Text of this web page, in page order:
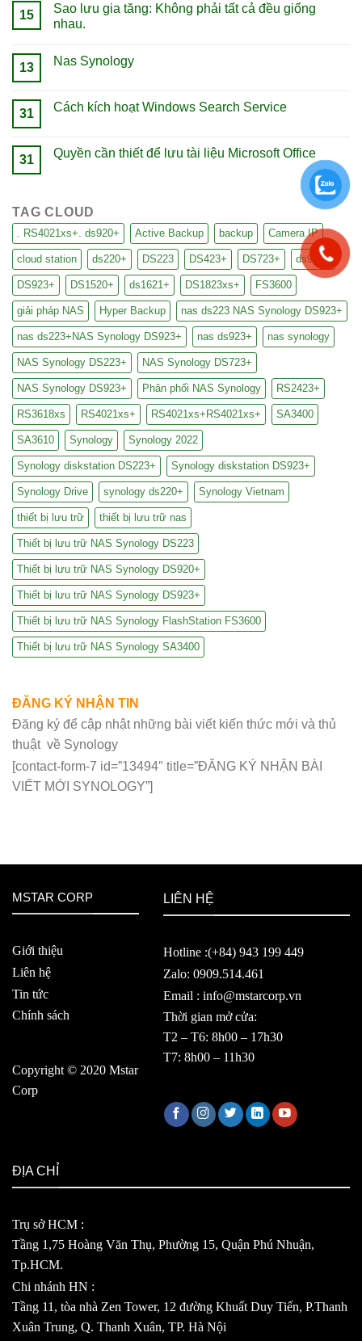
15
Sao lưu gia tăng: Không phải tất cả đều giống
nhau.
13 Nas Synology
31 Cách kích hoạt Windows Search Service
31 Quyền cần thiết để lưu tài liệu Microsoft Office
TAG CLOUD
. RS4021xs+. ds920+ Active Backup backup Camera IP
cloud station ds220+ DS223 DS423+ DS723+ ds920+
DS923+ DS1520+ ds1621+ DS1823xs+ FS3600
giải pháp NAS Hyper Backup nas ds223 NAS Synology DS923+
nas ds223+NAS Synology DS923+ nas ds923+ nas synology
NAS Synology DS223+ NAS Synology DS723+
NAS Synology DS923+ Phân phối NAS Synology RS2423+
RS3618xs RS4021xs+ RS4021xs+RS4021xs+ SA3400
SA3610 Synology Synology 2022
Synology diskstation DS223+ Synology diskstation DS923+
Synology Drive synology ds220+ Synology Vietnam
thiết bị lưu trữ thiết bị lưu trữ nas
Thiết bị lưu trữ NAS Synology DS223
Thiết bị lưu trữ NAS Synology DS920+
Thiết bị lưu trữ NAS Synology DS923+
Thiết bị lưu trữ NAS Synology FlashStation FS3600
Thiết bị lưu trữ NAS Synology SA3400
ĐĂNG KÝ NHẬN TIN
Đăng ký để cập nhật những bài viết kiến thức mới và thủ
thuật về Synology
[contact-form-7 id=”13494″ title=”ĐĂNG KÝ NHẬN BÀI
VIẾT MỚI SYNOLOGY”]
MSTAR CORP
Giới thiệu
Liên hệ
Tin tức
Chính sách
Copyright © 2020 Mstar
Corp
LIÊN HỆ
Hotline :(+84) 943 199 449
Zalo: 0909.514.461
Email : info@mstarcorp.vn
Thời gian mở cửa:
T2 – T6: 8h00 – 17h30
T7: 8h00 – 11h30
ĐỊA CHỈ
Trụ sở HCM :
Tầng 1,75 Hoàng Văn Thụ, Phường 15, Quận Phú Nhuận,
Tp.HCM.
Chi nhánh HN :
Tầng 11, tòa nhà Zen Tower, 12 đường Khuất Duy Tiến, P.Thanh
Xuân Trung, Q. Thanh Xuân, TP. Hà Nội